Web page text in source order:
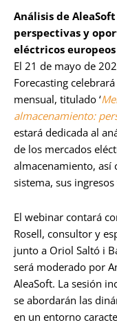
Análisis de
perspectivas y
eléctricos
El 21 de mayo de
Forecasting
mensual, titulado ‘
almacenamiento:
estará dedicada al
de los mercados
almacenamiento, así
sistema, sus
El webinar contará
Rosell, consultor y
junto a Oriol Saltó i
será moderado por
AleaSoft. La sesión
se abordarán las
en un entorno